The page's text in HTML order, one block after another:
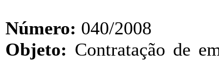
Número: 040/2008
Objeto: Contratação de